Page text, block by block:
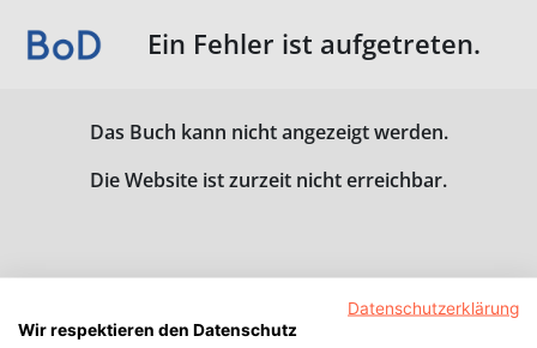
Ein Fehler ist aufgetreten.
Das Buch kann nicht angezeigt werden.
Die Website ist zurzeit nicht erreichbar.
Datenschutzerklärung
Wir respektieren den Datenschutz